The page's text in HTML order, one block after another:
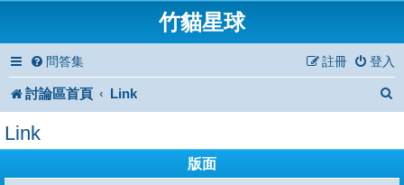
竹貓星球
問答集 登入
註冊
討論區首頁 Link
Link
版面